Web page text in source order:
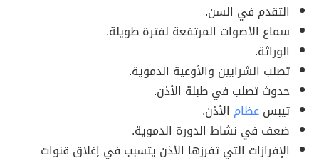
التقدم في السن.
سماع الأصوات المرتفعة لفترة طويلة.
الوراثة.
تصلب الشرايين والأوعية الدموية.
حدوث تصلب في طبلة الأذن.
تيبسعظام الأذن.
ضعف في نشاط الدورة الدموية.
الإفرازات التي تفرزها الأذن يتسبب في إغلاق قنوات